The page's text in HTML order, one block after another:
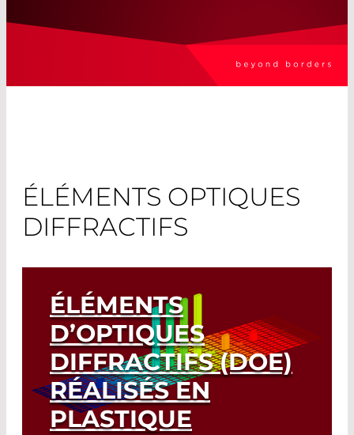
ÉLÉMENTS OPTIQUES
DIFFRACTIFS
ÉLÉMENTS
D’OPTIQUES
DIFFRACTIFS (DOE)
RÉALISÉS EN
PLASTIQUE